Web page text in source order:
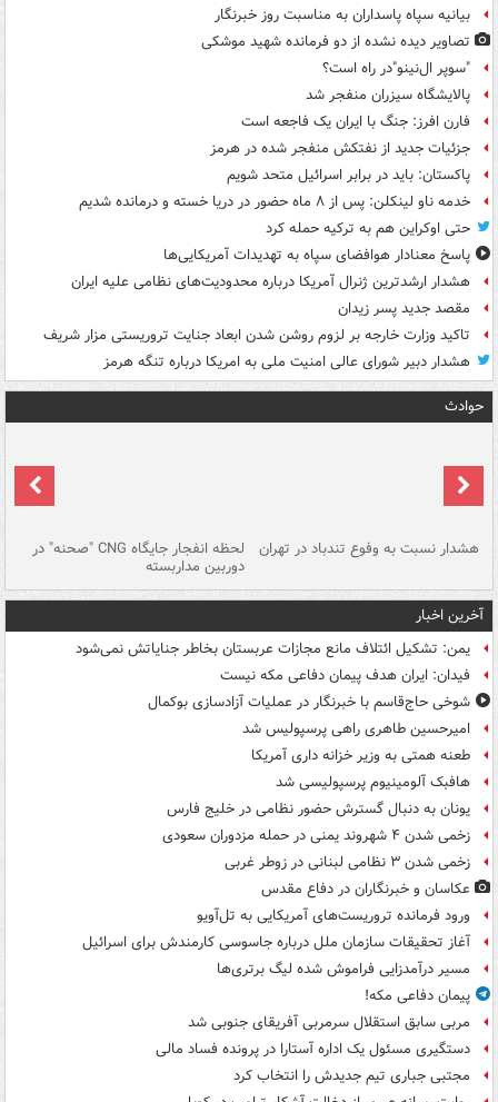
بیانیه سپاه پاسداران به مناسبت روز خبرنگار
تصاویر دیده‌ نشده از دو فرمانده شهید موشکی
"سوپر ال‌نینو"در راه است؟
پالایشگاه سیزران منفجر شد
فارن افرز: جنگ با ایران یک فاجعه است
جزئیات جدید از نفتکش منفجر شده در هرمز
پاکستان: باید در برابر اسرائیل متحد شویم
خدمه ناو لینکلن: پس از ۸ ماه حضور در دریا خسته و درمانده‌ شدیم
حتی اوکراین هم به ترکیه حمله کرد
پاسخ معنادار هوافضای سپاه به تهدیدات آمریکایی‌ها
هشدار ارشدترین ژنرال آمریکا درباره محدودیت‌های نظامی علیه ایران
مقصد جدید پسر زیدان
تاکید وزارت خارجه بر لزوم روشن شدن ابعاد جنایت تروریستی مزار شریف
هشدار دبیر شورای عالی امنیت ملی به امریکا درباره تنگه هرمز
حوادث
هشدار نسبت به وفوع تندباد در تهران لحظه انفجار جایگاه CNG "صحنه" در
دوربین مداربسته
آخرین اخبار
یمن: تشکیل ائتلاف مانع مجازات عربستان بخاطر جنایاتش نمی‌شود
فیدان: ایران هدف پیمان دفاعی مکه نیست
شوخی حاج‌قاسم با خبرنگار در عملیات آزادسازی بوکمال
امیرحسین طاهری راهی پرسپولیس شد
طعنه همتی به وزیر خزانه داری آمریکا
هافبک آلومینیوم پرسپولیسی شد
یونان به دنبال گسترش حضور نظامی در خلیج فارس
زخمی شدن ۴ شهروند یمنی در حمله مزدوران سعودی
زخمی شدن ۳ نظامی لبنانی در زوطر غربی
عکاسان و خبرنگاران در دفاع مقدس
ورود فرمانده تروریست‌های آمریکایی به تل‌آویو
آغاز تحقیقات سازمان ملل درباره جاسوسی کارمندش برای اسرائیل
مسیر درآمدزایی فراموش شده لیگ برتری‌ها
پیمان دفاعی مکه!
مربی سابق استقلال سرمربی آفریقای جنوبی شد
دستگیری مسئول یک اداره آستارا در پرونده فساد مالی
مجتبی جباری تیم جدیدش را انتخاب کرد